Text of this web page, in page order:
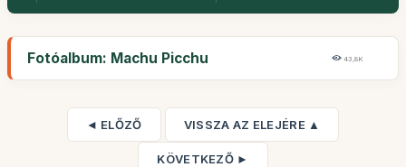
Fotóalbum: Machu Picchu 43,8K
◄ ELŐZŐ VISSZA AZ ELEJÉRE ▲
KÖVETKEZŐ ►